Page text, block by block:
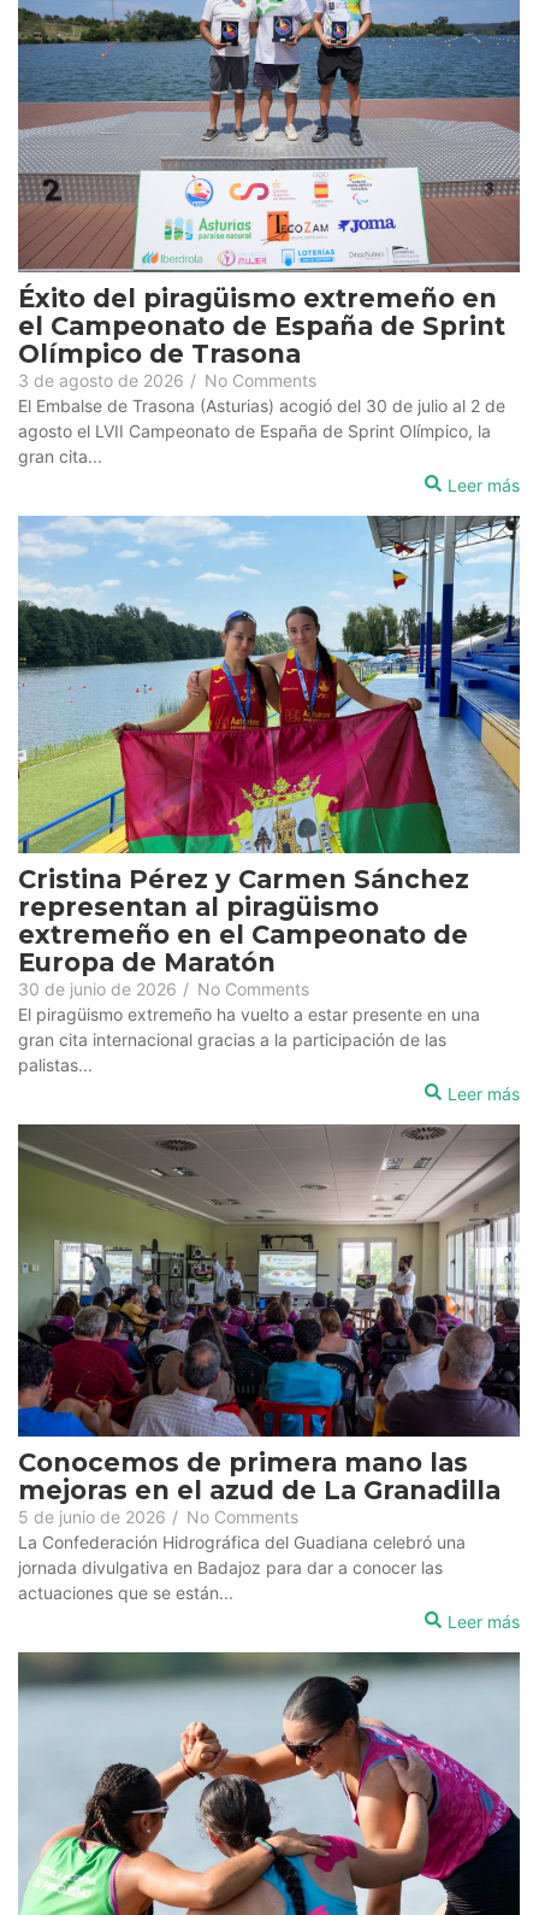
Éxito del piragüismo extremeño en
el Campeonato de España de Sprint
Olímpico de Trasona
3 de agosto de 2026 / No Comments
El Embalse de Trasona (Asturias) acogió del 30 de julio al 2 de
agosto el LVII Campeonato de España de Sprint Olímpico, la
gran cita...
Leer más
Cristina Pérez y Carmen Sánchez
representan al piragüismo
extremeño en el Campeonato de
Europa de Maratón
30 de junio de 2026 / No Comments
El piragüismo extremeño ha vuelto a estar presente en una
gran cita internacional gracias a la participación de las
palistas...
Leer más
Conocemos de primera mano las
mejoras en el azud de La Granadilla
5 de junio de 2026 / No Comments
La Confederación Hidrográfica del Guadiana celebró una
jornada divulgativa en Badajoz para dar a conocer las
actuaciones que se están...
Leer más